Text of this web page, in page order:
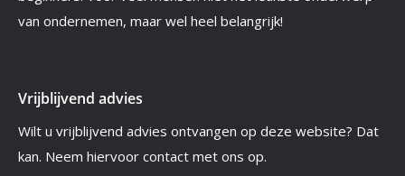
van ondernemen, maar wel heel belangrijk!
Vrijblijvend advies
Wilt u vrijblijvend advies ontvangen op deze website? Dat
kan. Neem hiervoor contact met ons op.